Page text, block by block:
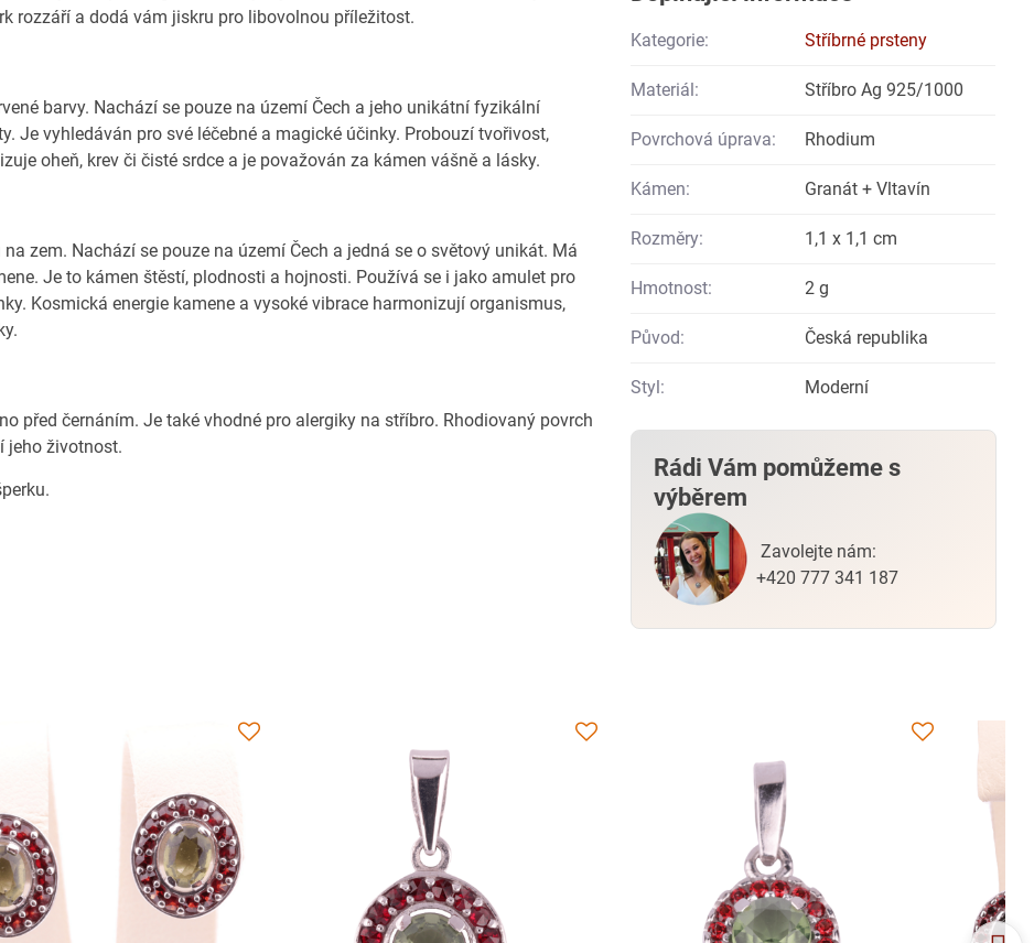
rozzáří a dodá vám jiskru pro libovolnou příležitost.
barvy. Nachází se pouze na území Čech a jeho unikátní fyzikální
Je vyhledáván pro své léčebné a magické účinky. Probouzí tvořivost,
oheň, krev či čisté srdce a je považován za kámen vášně a lásky.
zem. Nachází se pouze na území Čech a jedná se o světový unikát. Má
Je to kámen štěstí, plodnosti a hojnosti. Používá se i jako amulet pro
Kosmická energie kamene a vysoké vibrace harmonizují organismus,
před černáním. Je také vhodné pro alergiky na stříbro. Rhodiovaný povrch
jeho životnost.
Kategorie: Stříbrné prsteny
Materiál: Stříbro Ag 925/1000
Povrchová úprava: Rhodium
Kámen: Granát + Vltavín
Rozměry: 1,1 x 1,1 cm
Hmotnost: 2 g
Původ: Česká republika
Styl: Moderní
Rádi Vám pomůžeme s
výběrem
Zavolejte nám:
+420 777 341 187